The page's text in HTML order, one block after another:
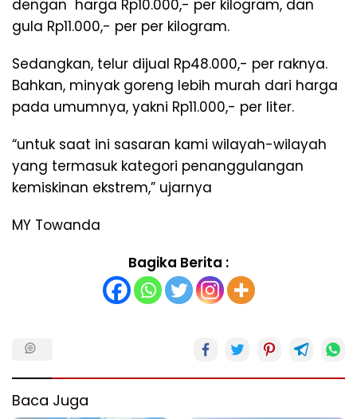
dengan harga Rp10.000,- per kilogram, dan
gula Rp11.000,- per per kilogram.
Sedangkan, telur dijual Rp48.000,- per raknya.
Bahkan, minyak goreng lebih murah dari harga
pada umumnya, yakni Rp11.000,- per liter.
“untuk saat ini sasaran kami wilayah-wilayah
yang termasuk kategori penanggulangan
kemiskinan ekstrem,” ujarnya
MY Towanda
Bagika Berita :
Baca Juga